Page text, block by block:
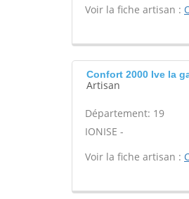
Voir la fiche artisan :
Confort 2000 Ive la
Artisan
Département: 19
IONISE -
Voir la fiche artisan :